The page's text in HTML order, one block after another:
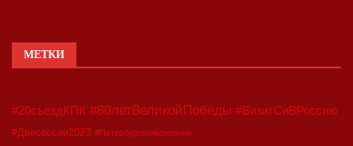
МЕТКИ
#20съездКПК #80летВеликойПобеды #ВизитСиВРоссию
#Двесессии2023 #Петербургскийдневник